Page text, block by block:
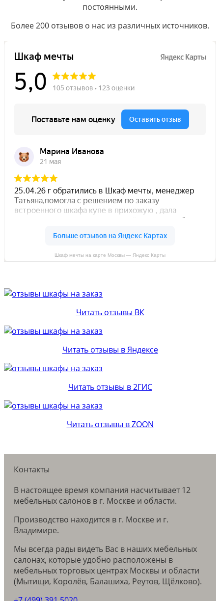
постоянными.
Более 200 отзывов о нас из различных источников.
Шкаф мечты на карте Москвы — Яндекс Карты
Читать отзывы ВК
Читать отзывы в Яндексе
Читать отзывы в 2ГИС
Читать отзывы в ZOON
Контакты
В настоящее время компания насчитывает 12
мебельных салонов в г. Москве и области.
Производство находится в г. Москве и г.
Владимире.
Мы всегда рады видеть Вас в наших мебельных
салонах, которые удобно расположены в
мебельных торговых центрах Москвы и области
(Мытищи, Королёв, Балашиха, Реутов, Щёлково).